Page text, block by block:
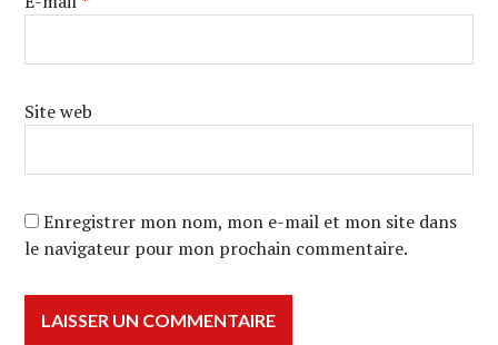
Site web
Enregistrer mon nom, mon e-mail et mon site dans
le navigateur pour mon prochain commentaire.